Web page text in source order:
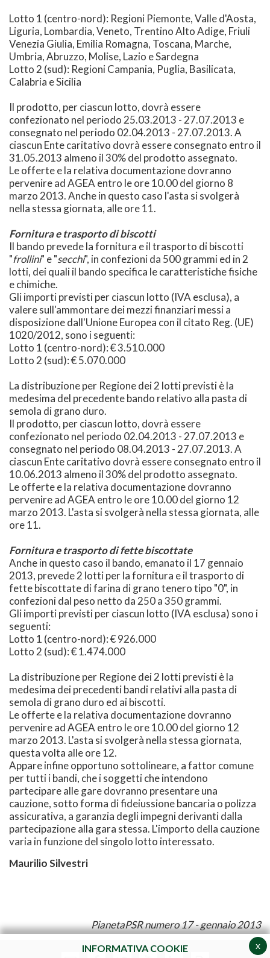
Lotto 1 (centro-nord): Regioni Piemonte, Valle d'Aosta,
Liguria, Lombardia, Veneto, Trentino Alto Adige, Friuli
Venezia Giulia, Emilia Romagna, Toscana, Marche,
Umbria, Abruzzo, Molise, Lazio e Sardegna
Lotto 2 (sud): Regioni Campania, Puglia, Basilicata,
Calabria e Sicilia
Il prodotto, per ciascun lotto, dovrà essere
confezionato nel periodo 25.03.2013 - 27.07.2013 e
consegnato nel periodo 02.04.2013 - 27.07.2013. A
ciascun Ente caritativo dovrà essere consegnato entro il
31.05.2013 almeno il 30% del prodotto assegnato.
Le offerte e la relativa documentazione dovranno
pervenire ad AGEA entro le ore 10.00 del giorno 8
marzo 2013. Anche in questo caso l'asta si svolgerà
nella stessa giornata, alle ore 11.
Fornitura e trasporto di biscotti
Il bando prevede la fornitura e il trasporto di biscotti
"frollini" e "secchi", in confezioni da 500 grammi ed in 2
lotti, dei quali il bando specifica le caratteristiche fisiche
e chimiche.
Gli importi previsti per ciascun lotto (IVA esclusa), a
valere sull'ammontare dei mezzi finanziari messi a
disposizione dall'Unione Europea con il citato Reg. (UE)
1020/2012, sono i seguenti:
Lotto 1 (centro-nord): € 3.510.000
Lotto 2 (sud): € 5.070.000
La distribuzione per Regione dei 2 lotti previsti è la
medesima del precedente bando relativo alla pasta di
semola di grano duro.
Il prodotto, per ciascun lotto, dovrà essere
confezionato nel periodo 02.04.2013 - 27.07.2013 e
consegnato nel periodo 08.04.2013 - 27.07.2013. A
ciascun Ente caritativo dovrà essere consegnato entro il
10.06.2013 almeno il 30% del prodotto assegnato.
Le offerte e la relativa documentazione dovranno
pervenire ad AGEA entro le ore 10.00 del giorno 12
marzo 2013. L'asta si svolgerà nella stessa giornata, alle
ore 11.
Fornitura e trasporto di fette biscottate
Anche in questo caso il bando, emanato il 17 gennaio
2013, prevede 2 lotti per la fornitura e il trasporto di
fette biscottate di farina di grano tenero tipo "0", in
confezioni dal peso netto da 250 a 350 grammi.
Gli importi previsti per ciascun lotto (IVA esclusa) sono i
seguenti:
Lotto 1 (centro-nord): € 926.000
Lotto 2 (sud): € 1.474.000
La distribuzione per Regione dei 2 lotti previsti è la
medesima dei precedenti bandi relativi alla pasta di
semola di grano duro ed ai biscotti.
Le offerte e la relativa documentazione dovranno
pervenire ad AGEA entro le ore 10.00 del giorno 12
marzo 2013. L'asta si svolgerà nella stessa giornata,
questa volta alle ore 12.
Appare infine opportuno sottolineare, a fattor comune
per tutti i bandi, che i soggetti che intendono
partecipare alle gare dovranno presentare una
cauzione, sotto forma di fideiussione bancaria o polizza
assicurativa, a garanzia degli impegni derivanti dalla
partecipazione alla gara stessa. L'importo della cauzione
varia in funzione del singolo lotto interessato.
Maurilio Silvestri
PianetaPSR numero 17 - gennaio 2013
x
INFORMATIVA COOKIE